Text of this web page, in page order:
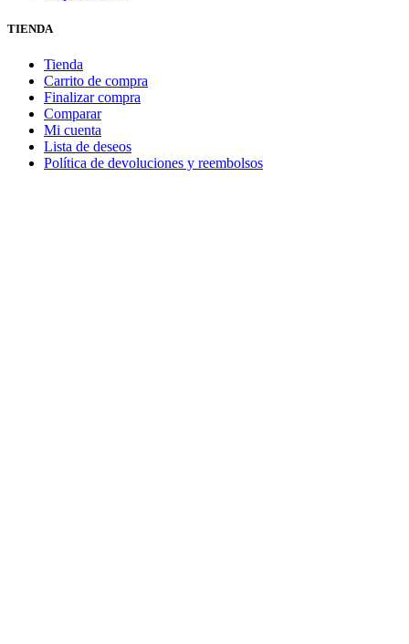
TIENDA
Tienda
Carrito de compra
Finalizar compra
Comparar
Mi cuenta
Lista de deseos
Política de devoluciones y reembolsos